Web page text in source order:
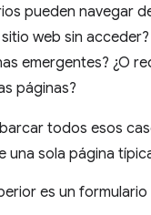
pueden navegar
web sin
emergentes? ¿O
páginas?
todos esos
una sola página
es un